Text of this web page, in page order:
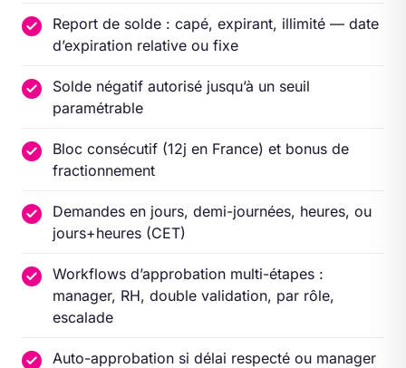
Report de solde : capé, expirant, illimité — date
d’expiration relative ou fixe
Solde négatif autorisé jusqu’à un seuil
paramétrable
Bloc consécutif (12j en France) et bonus de
fractionnement
Demandes en jours, demi-journées, heures, ou
jours+heures (CET)
Workflows d’approbation multi-étapes :
manager, RH, double validation, par rôle,
escalade
Auto-approbation si délai respecté ou manager